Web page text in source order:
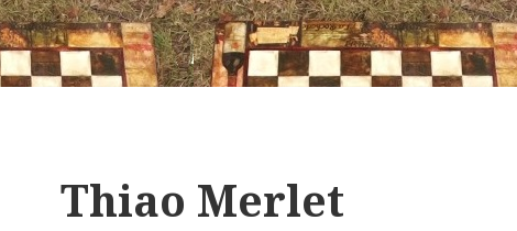
Thiao Merlet